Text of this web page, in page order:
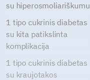
su hiperosmoliariškumu
1 tipo cukrinis diabetas
su kita patikslinta
komplikacija
1 tipo cukrinis diabetas
su kraujotakos